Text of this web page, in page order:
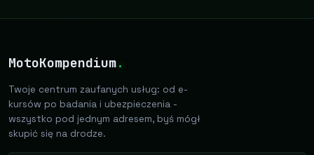
MotoKompendium.
Twoje centrum zaufanych usług: od e-
kursów po badania i ubezpieczenia -
wszystko pod jednym adresem, byś mógł
skupić się na drodze.